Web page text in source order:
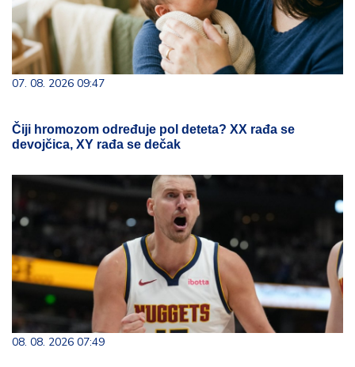
07. 08. 2026 09:47
Čiji hromozom određuje pol deteta? XX rađa se
devojčica, XY rađa se dečak
08. 08. 2026 07:49